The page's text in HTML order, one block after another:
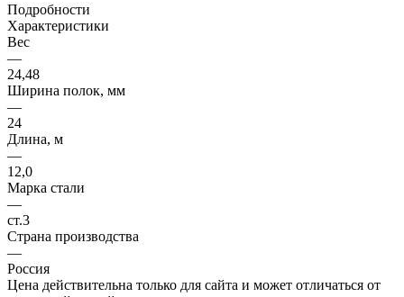
Подробности
Характеристики
Вес
—
24,48
Ширина полок, мм
—
24
Длина, м
—
12,0
Марка стали
—
ст.3
Страна производства
—
Россия
Цена действительна только для сайта и может отличаться от